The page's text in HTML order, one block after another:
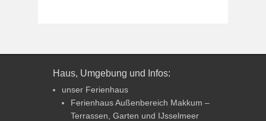
Haus, Umgebung und Infos:
unser Ferienhaus
Ferienhaus Außenbereich Makkum –
Terrassen, Garten und IJsselmeer